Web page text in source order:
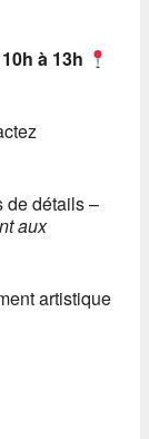
à 13h
de détails –
aux
artistique